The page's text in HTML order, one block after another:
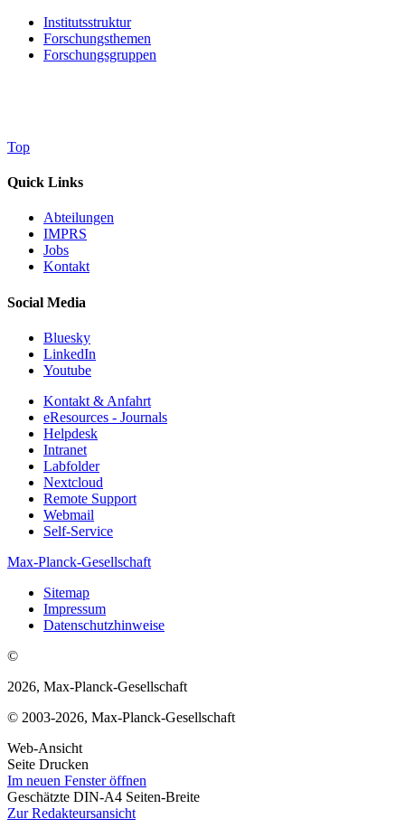
Institutsstruktur
Forschungsthemen
Forschungsgruppen
Top
Quick Links
Abteilungen
IMPRS
Jobs
Kontakt
Social Media
Bluesky
LinkedIn
Youtube
Kontakt & Anfahrt
eResources - Journals
Helpdesk
Intranet
Labfolder
Nextcloud
Remote Support
Webmail
Self-Service
Max-Planck-Gesellschaft
Sitemap
Impressum
Datenschutzhinweise
©
2026, Max-Planck-Gesellschaft
© 2003-2026, Max-Planck-Gesellschaft
Web-Ansicht
Seite Drucken
Im neuen Fenster öffnen
Geschätzte DIN-A4 Seiten-Breite
Zur Redakteursansicht